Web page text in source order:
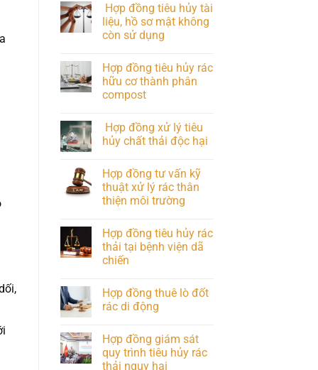
Hợp đồng tiêu hủy tài
liệu, hồ sơ mật không
còn sử dụng
Hợp đồng tiêu hủy rác
hữu cơ thành phân
compost
Hợp đồng xử lý tiêu
hủy chất thải độc hại
Hợp đồng tư vấn kỹ
thuật xử lý rác thân
thiện môi trường
Hợp đồng tiêu hủy rác
thải tại bệnh viện dã
chiến
Hợp đồng thuê lò đốt
rác di động
Hợp đồng giám sát
quy trình tiêu hủy rác
thải nguy hại